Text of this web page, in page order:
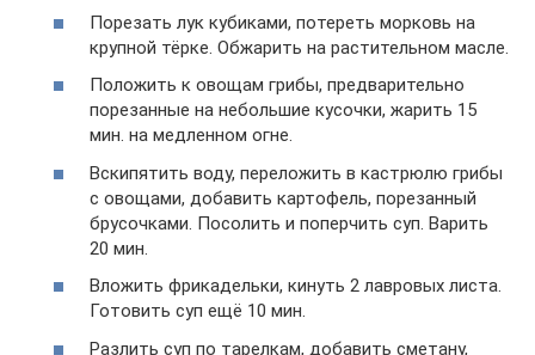
Порезать лук кубиками, потереть морковь на
крупной тёрке. Обжарить на растительном масле.
Положить к овощам грибы, предварительно
порезанные на небольшие кусочки, жарить 15
мин. на медленном огне.
Вскипятить воду, переложить в кастрюлю грибы
с овощами, добавить картофель, порезанный
брусочками. Посолить и поперчить суп. Варить
20 мин.
Вложить фрикадельки, кинуть 2 лавровых листа.
Готовить суп ещё 10 мин.
Разлить суп по тарелкам, добавить сметану,